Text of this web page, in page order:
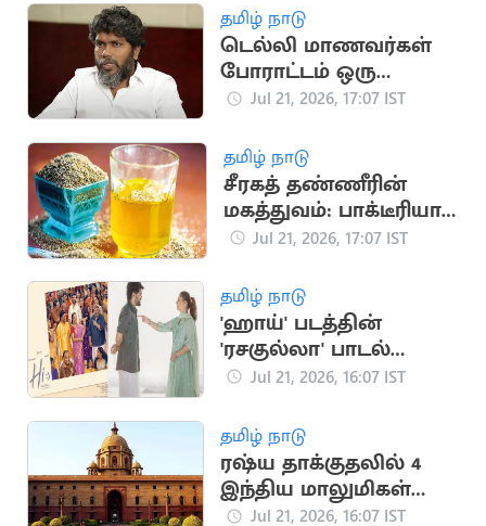
தமிழ் நாடு
டெல்லி மாணவர்கள்
போராட்டம் ஒரு
தலைமுறையின்
பா.ரஞ்சித்
Jul 21, 2026, 17:07 IST
தமிழ் நாடு
சீரகத் தண்ணீரின்
மகத்துவம்: பாக்டீரியா
தொற்று முதல் இதய
Jul 21, 2026, 17:07 IST
தமிழ் நாடு
'ஹாய்' படத்தின்
'ரசகுல்லா' பாடல்
நாளை வெளியீடு
Jul 21, 2026, 16:07 IST
தமிழ் நாடு
ரஷ்ய தாக்குதலில் 4
இந்திய மாலுமிகள்
பலி: இந்தியா
Jul 21, 2026, 16:07 IST